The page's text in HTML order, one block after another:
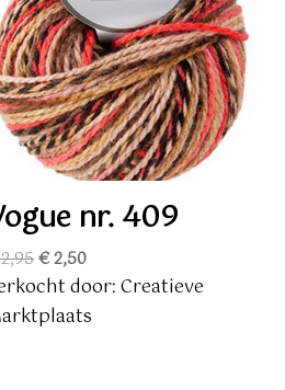
nr. 409
Oorspronkelijke
prijs
was:
€ 2,95.
€2,50Huidige
prijs
is:
door: Creatieve